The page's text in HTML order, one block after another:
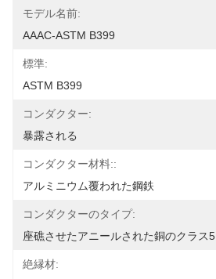
モデル名前:
AAAC-ASTM B399
標準:
ASTM B399
コンダクター:
暴露される
コンダクター材料::
アルミニウム覆われた鋼鉄
コンダクターのタイプ:
座礁させたアニールされた銅のクラス5
絶縁材: